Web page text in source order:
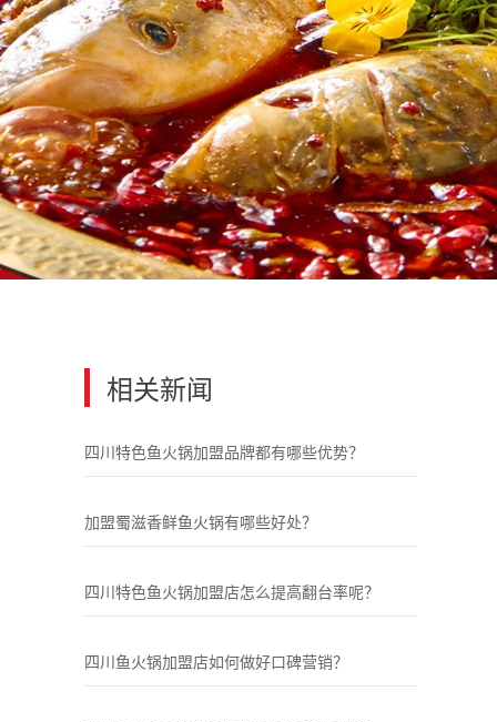
相关新闻
四川特色鱼火锅加盟品牌都有哪些优势？
加盟蜀滋香鲜鱼火锅有哪些好处？
四川特色鱼火锅加盟店怎么提高翻台率呢？
四川鱼火锅加盟店如何做好口碑营销？